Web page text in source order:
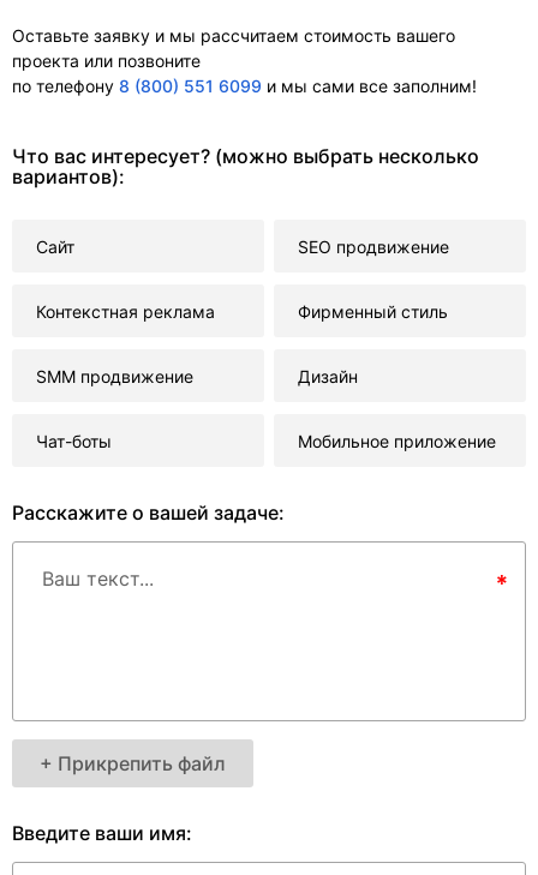
Оставьте заявку и мы рассчитаем стоимость вашего
проекта или позвоните
по телефону 8 (800) 551 6099 и мы сами все заполним!
Что вас интересует? (можно выбрать несколько
вариантов):
Сайт SEO продвижение
Контекстная реклама Фирменный стиль
SMM продвижение Дизайн
Чат-боты Мобильное приложение
Расскажите о вашей задаче:
Ваш текст... *
+ Прикрепить файл
Введите ваши имя: